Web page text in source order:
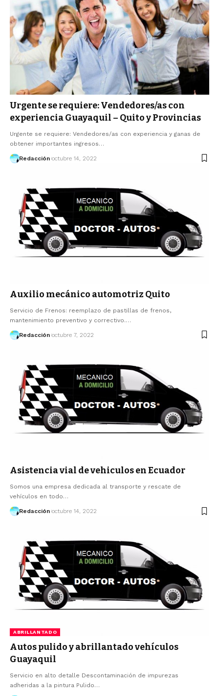
Urgente se requiere: Vendedores/as con
experiencia Guayaquil – Quito y Provincias
Urgente se requiere: Vendedores/as con experiencia y ganas de
obtener importantes ingresos…
Redacción octubre 14, 2022
Auxilio mecánico automotriz Quito
Servicio de Frenos: reemplazo de pastillas de frenos,
mantenimiento preventivo y correctivo.…
Redacción octubre 7, 2022
Asistencia vial de vehiculos en Ecuador
Somos una empresa dedicada al transporte y rescate de
vehículos en todo…
Redacción octubre 14, 2022
ABRILLANTADO
Autos pulido y abrillantado vehículos
Guayaquil
Servicio en alto detalle Descontaminación de impurezas
adheridas a la pintura Pulido…